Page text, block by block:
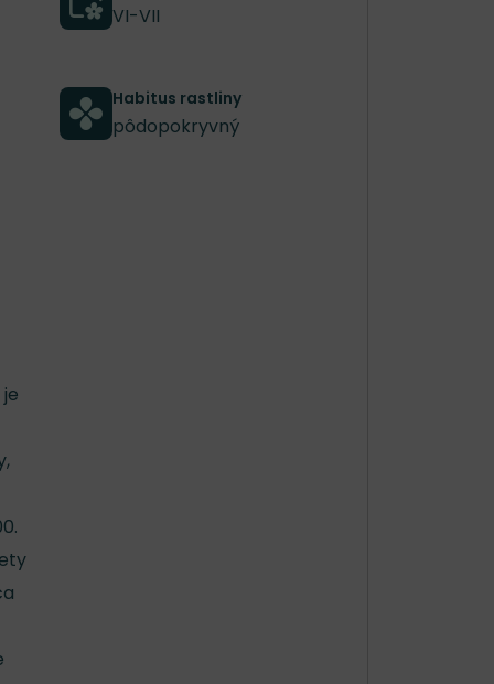
VI-VII
Habitus rastliny
pôdopokryvný